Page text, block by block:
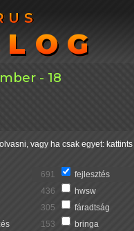
- 18
vagy ha csak egyet: kattints
691
fejlesztés
436
hwsw
305
fáradtság
153
bringa